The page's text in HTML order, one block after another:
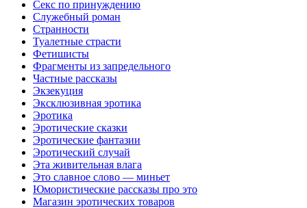
Секс по принуждению
Служебный роман
Странности
Туалетные страсти
Фетишисты
Фрагменты из запредельного
Частные рассказы
Экзекуция
Эксклюзивная эротика
Эротика
Эротические сказки
Эротические фантазии
Эротический случай
Эта живительная влага
Это славное слово — миньет
Юмористические рассказы про это
Магазин эротических товаров